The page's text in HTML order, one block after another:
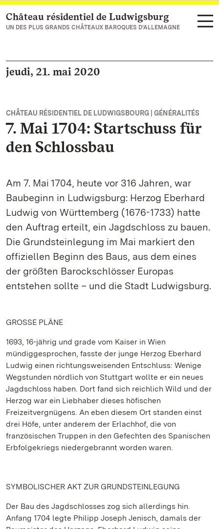
Vers la page d’accueil
Château résidentiel de Ludwigsburg
UN DES PLUS GRANDS CHÂTEAUX BAROQUES D’ALLEMAGNE
jeudi, 21. mai 2020
CHÂTEAU RÉSIDENTIEL DE LUDWIGSBOURG | GÉNÉRALITÉS
7. Mai 1704: Startschuss für
den Schlossbau
Am 7. Mai 1704, heute vor 316 Jahren, war
Baubeginn in Ludwigsburg: Herzog Eberhard
Ludwig von Württemberg (1676-1733) hatte
den Auftrag erteilt, ein Jagdschloss zu bauen.
Die Grundsteinlegung im Mai markiert den
offiziellen Beginn des Baus, aus dem eines
der größten Barockschlösser Europas
entstehen sollte – und die Stadt Ludwigsburg.
GROSSE PLÄNE
1693, 16-jährig und grade vom Kaiser in Wien
mündiggesprochen, fasste der junge Herzog Eberhard
Ludwig einen richtungsweisenden Entschluss: Wenige
Wegstunden nördlich von Stuttgart wollte er ein neues
Jagdschloss haben. Dort fand sich reichlich Wild und der
Herzog war ein Liebhaber dieses höfischen
Freizeitvergnügens. An eben diesem Ort standen einst
drei Höfe, unter anderem der Erlachhof, die von
französischen Truppen in den Gefechten des Spanischen
Erbfolgekriegs niedergebrannt worden waren.
SYMBOLISCHER AKT ZUR GRUNDSTEINLEGUNG
Der Bau des Jagdschlosses zog sich allerdings hin.
Anfang 1704 legte Philipp Joseph Jenisch, damals der